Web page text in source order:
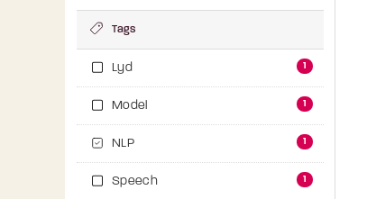
Tags
Lyd 1
Model 1
NLP 1
Speech 1